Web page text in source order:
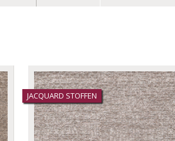
JACQUARD STOFFEN